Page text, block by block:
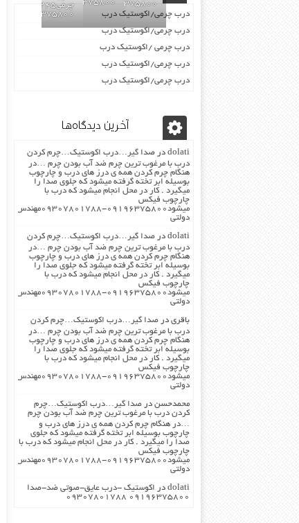
09196375800
09196375800
09196375800
درب چرمی/اکوستیک درب
درب چرمی/اکوستیک درب
درب چرمی /اکوستیک درب
درب چرمی/اکوستیک درب
درب چرمی/اکوستیک درب
آخرین دیدگاه‌ها
dolati در صدا گیر…درب اکوستیک…چرم کردن
درب با مرغوب ترین چرم ضد آب بودن چرم …در
هنگام چرم کردن همه ی درز های درب و چارچوب
بوسیله ابر تخته گرفته میشود که جلوی صدا را
میگیرد . کار در محل انجام میشود که درب با
چارچوب فیکس
میشود۰۹۱۹۶۳۷۵۸۰۰-۰۹۳۰۷۸۰۱۷۸۸مهندس
دولتی
dolati در صدا گیر…درب اکوستیک…چرم کردن
درب با مرغوب ترین چرم ضد آب بودن چرم …در
هنگام چرم کردن همه ی درز های درب و چارچوب
بوسیله ابر تخته گرفته میشود که جلوی صدا را
میگیرد . کار در محل انجام میشود که درب با
چارچوب فیکس
میشود۰۹۱۹۶۳۷۵۸۰۰-۰۹۳۰۷۸۰۱۷۸۸مهندس
دولتی
باقری در صدا گیر…درب اکوستیک…چرم کردن
درب با مرغوب ترین چرم ضد آب بودن چرم …در
هنگام چرم کردن همه ی درز های درب و چارچوب
بوسیله ابر تخته گرفته میشود که جلوی صدا را
میگیرد . کار در محل انجام میشود که درب با
چارچوب فیکس
میشود۰۹۱۹۶۳۷۵۸۰۰-۰۹۳۰۷۸۰۱۷۸۸مهندس
دولتی
محمدحسن در صدا گیر…درب اکوستیک…چرم
کردن درب با مرغوب ترین چرم ضد آب بودن چرم
…در هنگام چرم کردن همه ی درز های درب و
چارچوب بوسیله ابر تخته گرفته میشود که جلوی
صدا را میگیرد . کار در محل انجام میشود که درب با
چارچوب فیکس
میشود۰۹۱۹۶۳۷۵۸۰۰-۰۹۳۰۷۸۰۱۷۸۸مهندس
دولتی
dolati در اکوستیک -درب عایق-صوتی ضد-صدا
۰۹۱۹۶۳۷۵۸۰۰ ۰۹۳۰۷۸۰۱۷۸۸